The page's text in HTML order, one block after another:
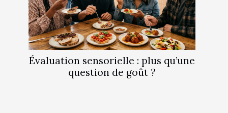
Évaluation sensorielle : plus qu’une
question de goût ?